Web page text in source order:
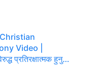
Video |
प्रतिरक्षात्मक हुनुको